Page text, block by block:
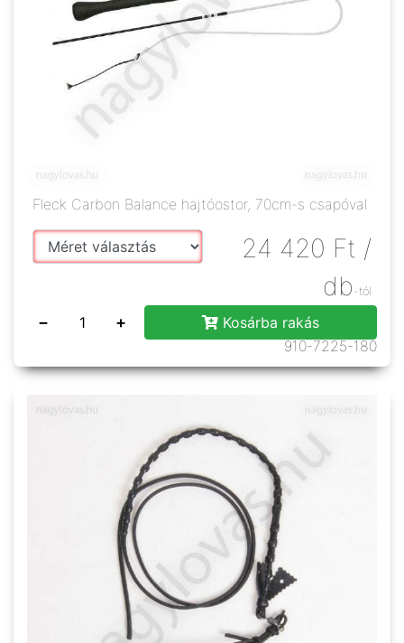
Fleck Carbon Balance hajtóostor, 70cm-s csapóval
24 420 Ft /
db -tól
− +
Kosárba rakás
910-7225-180